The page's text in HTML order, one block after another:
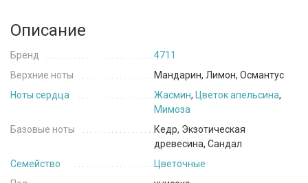
Описание
Бренд
4711
Верхние ноты
Мандарин, Лимон, Османтус
Ноты сердца
Жасмин, Цветок апельсина,
Мимоза
Базовые ноты
Кедр, Экзотическая
древесина, Сандал
Семейство
Цветочные